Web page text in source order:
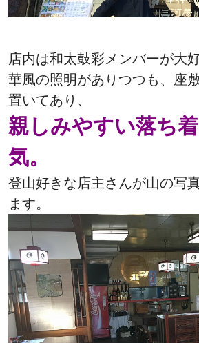
店内は和太鼓彩メンバーが大
華風の照明がありつつも、 座
置いてあり、
親しみやすい落ち
気。
登山好きな店主さんが山の写
ます。